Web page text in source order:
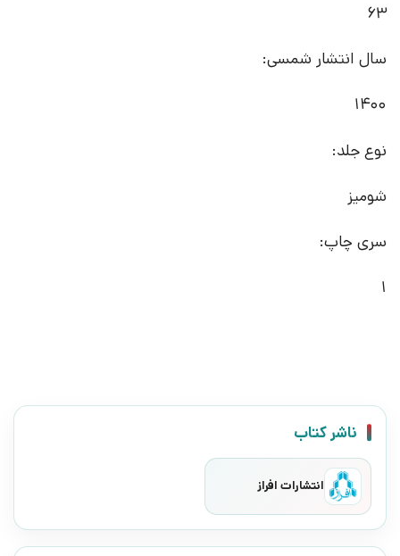
63
سال انتشار شمسی:
1400
نوع جلد:
شومیز
سری چاپ:
1
ناشر کتاب
انتشارات افراز